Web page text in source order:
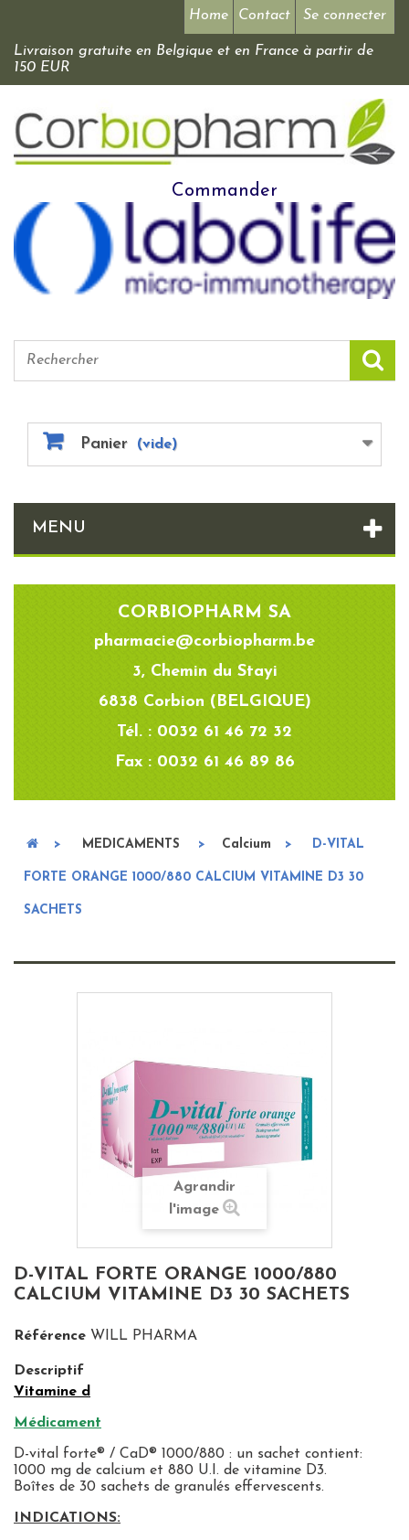
Se connecter
Home Contact
Livraison gratuite en Belgique et en France à partir de
150 EUR
Commander
Panier (vide)
MENU
CORBIOPHARM SA
pharmacie@corbiopharm.be
3, Chemin du Stayi
6838 Corbion (BELGIQUE)
Tél. : 0032 61 46 72 32
Fax : 0032 61 46 89 86
> MEDICAMENTS > Calcium > D-VITAL
FORTE ORANGE 1000/880 CALCIUM VITAMINE D3 30
SACHETS
Agrandir
l'image
D-VITAL FORTE ORANGE 1000/880
CALCIUM VITAMINE D3 30 SACHETS
Référence WILL PHARMA
Descriptif
Vitamine d
Médicament
D-vital forte® / CaD® 1000/880 : un sachet contient:
1000 mg de calcium et 880 U.I. de vitamine D3.
Boîtes de 30 sachets de granulés effervescents.
INDICATIONS: